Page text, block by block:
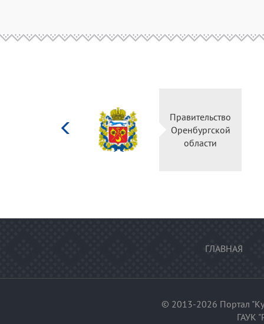
культуры
Российской
Правительство
Оренбургской
области
ГЛАВНАЯ
© 2013-2026 Портал
ГАУК